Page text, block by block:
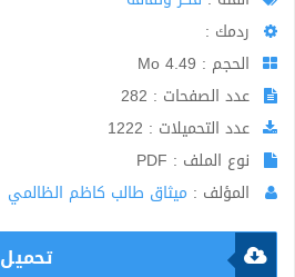
ردمك :
الحجم : 4.49 Mo
عدد الصفحات : 282
عدد التحميلات : 1222
نوع الملف : PDF
المؤلف : ميثاق طالب كاظم الظالمي
تحميل